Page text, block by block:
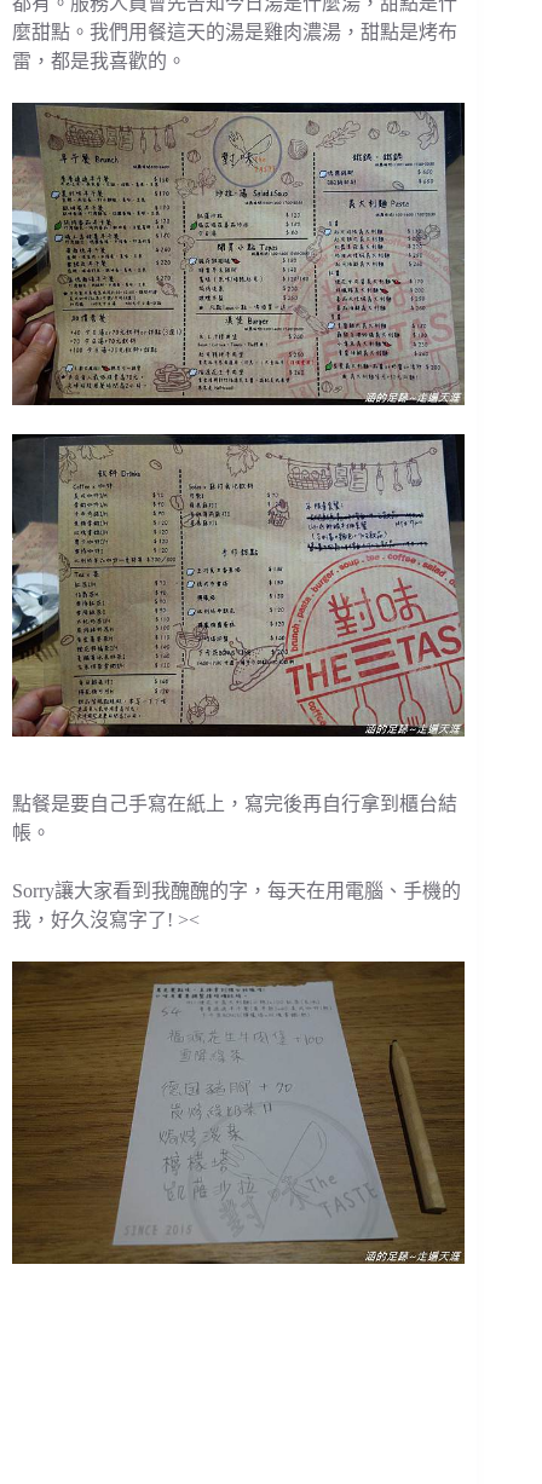
麼甜點。我們用餐這天的湯是雞肉濃湯，甜點是烤布
雷，都是我喜歡的。
點餐是要自己手寫在紙上，寫完後再自行拿到櫃台結
帳。
Sorry讓大家看到我醜醜的字，每天在用電腦、手機的
我，好久沒寫字了! ><